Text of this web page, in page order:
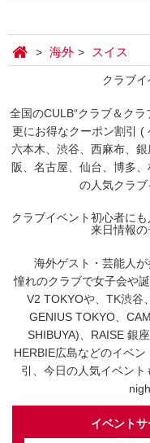
海外 スイス
クラブ
全国のCULB“クラブ＆クラ
更にお得なクーポン割引 (
六本木、渋谷、西麻布、
阪、名古屋、仙台、博多
の人気クラブ
クラブイベント初心者に
来日情報の
海外ゲスト・芸能人
憧れのクラブで女子会や
V2 TOKYOや、TK渋谷
GENIUS TOKYO、
SHIBUYA)、RAISE 銀
HERBIE広島などのイベ
引、今日の人気イベン
イベント